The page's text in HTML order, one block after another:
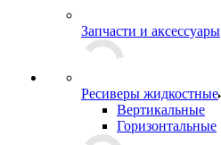
Запчасти и аксессуары
Ресиверы жидкостные
Вертикальные
Горизонтальные